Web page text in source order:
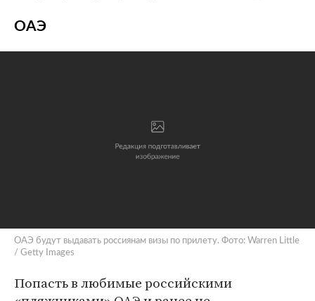
ОАЭ
ОАЭ будут выдавать россиянам визы по прилету. Фото: Warren Little
/ Getty Images
Попасть в любимые российскими